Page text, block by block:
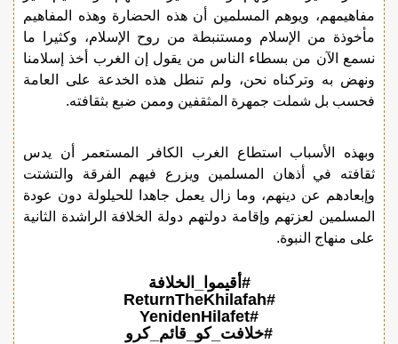
مفاهيمهم، ويوهم المسلمين أن هذه الحضارة وهذه المفاهيم
مأخوذة من الإسلام ومستنبطة من روح الإسلام، وكثيرا ما
نسمع الآن من بسطاء الناس من يقول إن الغرب أخذ إسلامنا
ونهض به وتركناه نحن، ولم تنطل هذه الخدعة على العامة
فحسب بل شملت جمهرة المثقفين وممن ضبع بثقافته.
وبهذه الأسباب استطاع الغرب الكافر المستعمر أن يدس
ثقافته في أذهان المسلمين ويزرع فيهم الفرقة والتشتت
وإبعادهم عن دينهم، وما زال يعمل جاهدا للحيلولة دون عودة
المسلمين لعزتهم وإقامة دولتهم دولة الخلافة الراشدة الثانية
على منهاج النبوة.
#أقيموا_الخلافة
#ReturnTheKhilafah
#YenidenHilafet
#خلافت_کو_قائم_کرو